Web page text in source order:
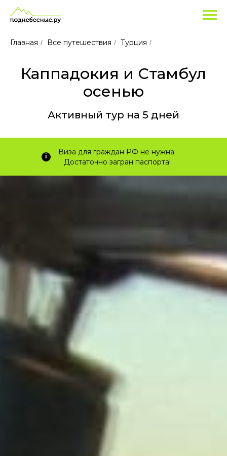
Популярные
туры
отдыха
Каппадокии
Главная / Все путешествия / Турция /
Каппадокия и Стамбул
осенью
Активный тур на 5 дней
Виза для граждан РФ не нужна.
Достаточно загран паспорта!
i